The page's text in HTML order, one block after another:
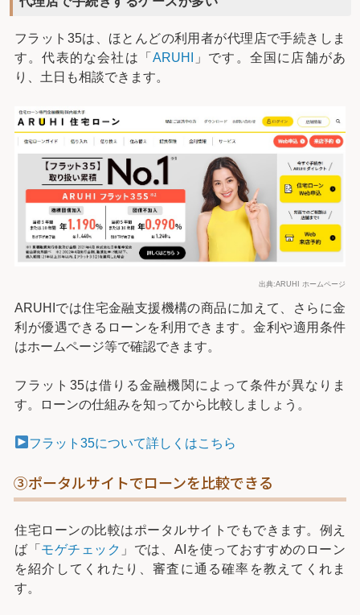
フラット35は、ほとんどの利用者が代理店で手続きしま
す。代表的な会社は「 ARUHI
」です。全国に店舗があ
り、土日も相談できます。
出典:ARUHI ホームページ
ARUHIでは住宅金融支援機構の商品に加えて、さらに金
利が優遇できるローンを利用できます。金利や適用条件
はホームページ等で確認できます。
フラット35は借りる金融機関によって条件が異なりま
す。ローンの仕組みを知ってから比較しましょう。
フラット35について詳しくはこちら
③ポータルサイトでローンを比較できる
住宅ローンの比較はポータルサイトでもできます。例え
ば「 モゲチェック 」では、AIを使っておすすめのローン
を紹介してくれたり、審査に通る確率を教えてくれま
す。